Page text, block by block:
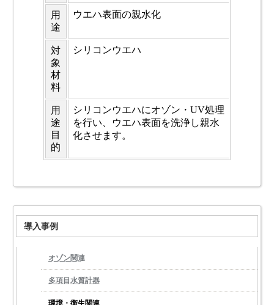
用
途
ウエハ表面の親水化
対
象
材
料
シリコンウエハ
用
途
目
的
シリコンウエハにオゾン・UV処理
を行い、ウエハ表面を洗浄し親水
化させます。
導入事例
オゾン関連
多項目水質計器